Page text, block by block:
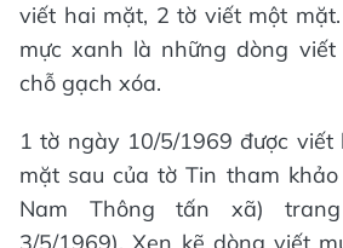
viết hai mặt, 2 tờ viết một
mực xanh là những dòng
chỗ gạch xóa.
1 tờ ngày 10/5/1969 được
mặt sau của tờ Tin tham
Nam Thông tấn xã)